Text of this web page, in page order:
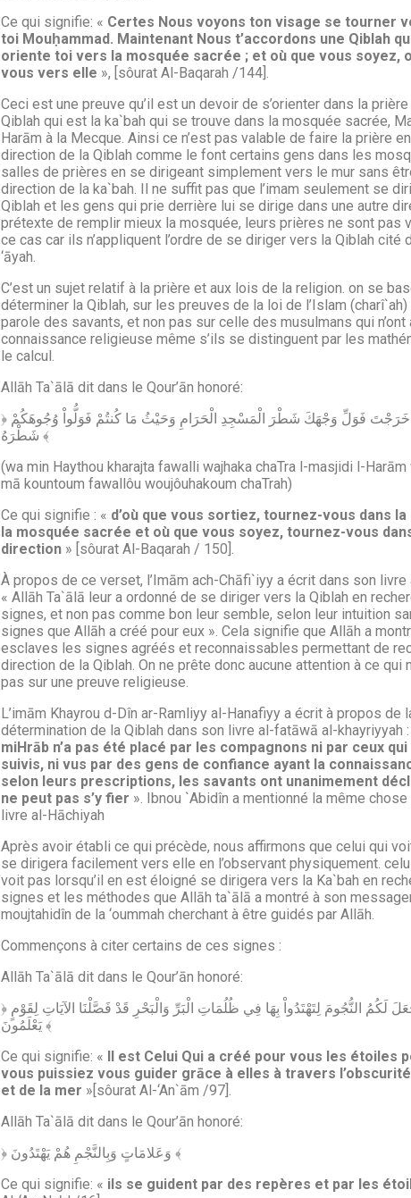
Ce qui signifie: « Certes Nous voyons ton visage se tourner
toi Mouḥammad. Maintenant Nous t’accordons une Qiblah
oriente toi vers la mosquée sacrée ; et où que vous soyez,
vous vers elle », [sôurat Al-Baqarah /144].
Ceci est une preuve qu’il est un devoir de s’orienter dans la
Qiblah qui est la ka`bah qui se trouve dans la mosquée sacrée,
Harām à la Mecque. Ainsi ce n’est pas valable de faire la prière
direction de la Qiblah comme le font certains gens dans les
salles de prières en se dirigeant simplement vers le mur sans
direction de la ka`bah. Il ne suffit pas que l’imam seulement se
Qiblah et les gens qui prie derrière lui se dirige dans une autre
prétexte de remplir mieux la mosquée, leurs prières ne sont pas
ce cas car ils n’appliquent l’ordre de se diriger vers la Qiblah cité
‘āyah.
C’est un sujet relatif à la prière et aux lois de la religion. on se
déterminer la Qiblah, sur les preuves de la loi de l’Islam
parole des savants, et non pas sur celle des musulmans qui n’ont
connaissance religieuse même s’ils se distinguent par les
le calcul.
Allāh Ta`ālā dit dans le Qour’ān honoré:
﴿ وَمِنْ حَيْثُ خَرَجْتَ فَوَلِّ وَجْهَكَ شَطْرَ الْمَسْجِدِ الْحَرَامِ وَحَيْثُ مَا كُنتُمْ فَوَلُّواْ وُجُوهَكُمْ
شَطْرَهُ ﴾
(wa min Haythou kharajta fawalli wajhaka chaTra l-masjidi l-Harām
mā kountoum fawallôu woujôuhakoum chaTrah)
Ce qui signifie : « d’où que vous sortiez, tournez-vous dans
la mosquée sacrée et où que vous soyez, tournez-vous
direction » [sôurat Al-Baqarah / 150].
À propos de ce verset, l’Imām ach-Chāfi`iyy a écrit dans son livre
« Allāh Ta`ālā leur a ordonné de se diriger vers la Qiblah en
signes, et non pas comme bon leur semble, selon leur intuition
signes que Allāh a créé pour eux ». Cela signifie que Allāh a
esclaves les signes agréés et reconnaissables permettant de
direction de la Qiblah. On ne prête donc aucune attention à ce qui
pas sur une preuve religieuse.
L’imām Khayrou d-Dîn ar-Ramliyy al-Hanafiyy a écrit à propos de
détermination de la Qiblah dans son livre al-fatāwā al-khayriyyah :
miHrāb n’a pas été placé par les compagnons ni par ceux
suivis, ni vus par des gens de confiance ayant la
selon leurs prescriptions, les savants ont unanimement
ne peut pas s’y fier ». Ibnou `Abidîn a mentionné la même
livre al-Hāchiyah
Après avoir établi ce qui précède, nous affirmons que celui qui
se dirigera facilement vers elle en l’observant physiquement.
voit pas lorsqu’il en est éloigné se dirigera vers la Ka`bah en
signes et les méthodes que Allāh ta`ālā a montré à son
moujtahidîn de la ‘oummah cherchant à être guidés par Allāh.
Commençons à citer certains de ces signes :
Allāh Ta`ālā dit dans le Qour’ān honoré:
﴿ وَهُوَ الَّذِي جَعَلَ لَكُمُ النُّجُومَ لِتَهْتَدُواْ بِهَا فِي ظُلُمَاتِ الْبَرِّ وَالْبَحْرِ قَدْ فَصَّلْنَا الآيَاتِ لِقَوْمٍ
يَعْلَمُونَ ﴾
Ce qui signifie: « Il est Celui Qui a créé pour vous les étoiles
vous puissiez vous guider grāce à elles à travers
et de la mer »[sôurat Al-‘An`ām /97].
Allāh Ta`ālā dit dans le Qour’ān honoré:
﴿ وَعَلامَاتٍ وَبِالنَّجْمِ هُمْ يَهْتَدُونَ ﴾
Ce qui signifie: « ils se guident par des repères et par les